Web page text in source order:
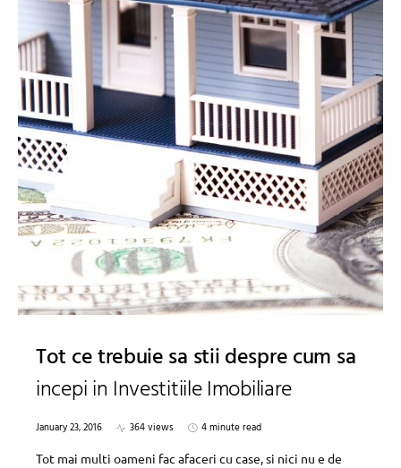
Tot ce trebuie sa stii despre cum sa
incepi in Investitiile Imobiliare
January 23, 2016 364 views
4 minute read
Tot mai multi oameni fac afaceri cu case, si nici nu e de